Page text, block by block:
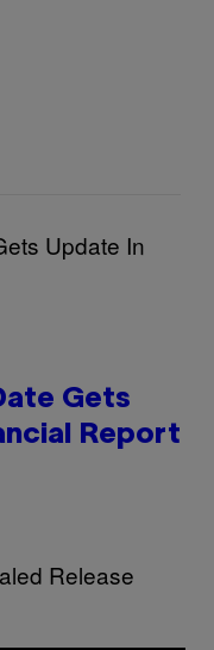
Gets
Report